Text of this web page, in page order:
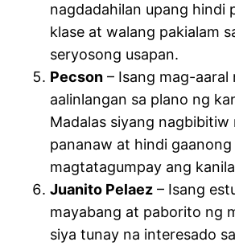
nagdadahilan upang hindi
klase at walang pakialam
seryosong usapan.
Pecson – Isang mag-aaral
aalinlangan sa plano ng
Madalas siyang
pananaw at hindi
magtatagumpay ang
Juanito Pelaez – Isang
mayabang at paborito ng
siya tunay na interesado